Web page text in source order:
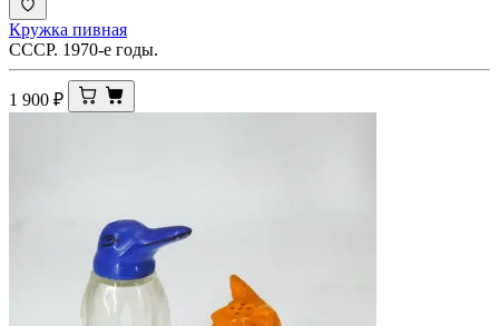
Кружка пивная
СССР. 1970-е годы.
1 900 ₽